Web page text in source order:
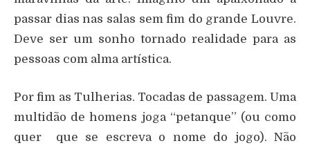
passar dias nas salas sem fim do grande Louvre.
Deve ser um sonho tornado realidade para as
pessoas com alma artística.
Por fim as Tulherias. Tocadas de passagem. Uma
multidão de homens joga “petanque” (ou como
quer que se escreva o nome do jogo). Não